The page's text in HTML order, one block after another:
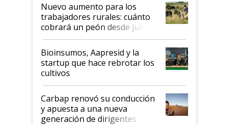
Nuevo aumento para los
trabajadores rurales: cuánto
cobrará un peón desde julio
Bioinsumos, Aapresid y la
startup que hace rebrotar los
cultivos
Carbap renovó su conducción
y apuesta a una nueva
generación de dirigentes